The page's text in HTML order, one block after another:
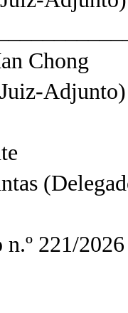
Adjunto)
n.º 221/2026